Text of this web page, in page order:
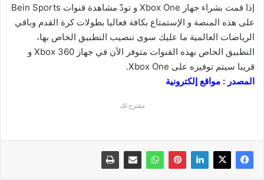
إذا قمت بشراء جهاز Xbox One و تودّ مشاهدة قنوات Bein Sports
على هذه المنصة و الإستمتاع بكافة فعاليا بطولات كرة القدم وباقي
الرياضات العالمية ما عليك سوى تنصيب التطبيق الخاص بها،
التطبيق الخاص بهذه القنوات متوفر الآن في جهاز Xbox 360 و
قريبا سيتم توفيره على Xbox One.
المصدر : مواقع إلكترونية
مقترح لك